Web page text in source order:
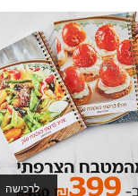
לרכישה
לאתר המשחקים